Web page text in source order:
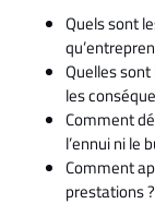
Quels sont
Quelles
les
Comment
l’ennui ni le
Comment
prestations ?